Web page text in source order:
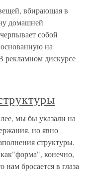
вбирающая в
домашней
собой
на
рекламном дискурсе
мы бы указали на
но явно
структуры.
конечно,
бросается в глаза